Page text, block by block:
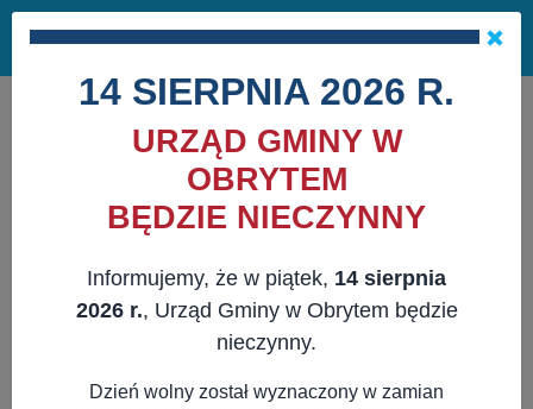
Masz pytania? 29 741 10 04
NAPISZ DO NAS
×
14 SIERPNIA 2026 R.
URZĄD GMINY W
OBRYTEM
BĘDZIE NIECZYNNY
Informujemy, że w piątek, 14 sierpnia
2026 r., Urząd Gminy w Obrytem będzie
nieczynny.
Dzień wolny został wyznaczony w zamian